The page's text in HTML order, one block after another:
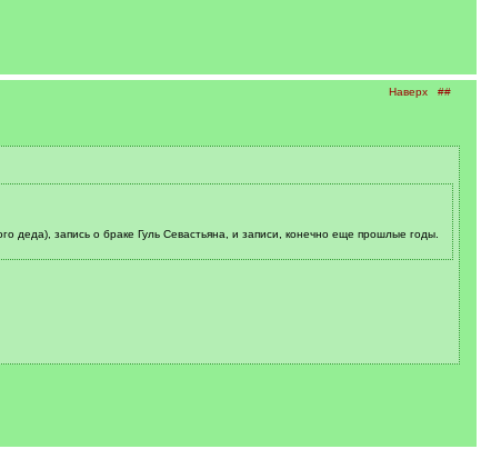
Наверх ##
деда), запись о браке Гуль Севастьяна, и записи, конечно еще прошлые годы.